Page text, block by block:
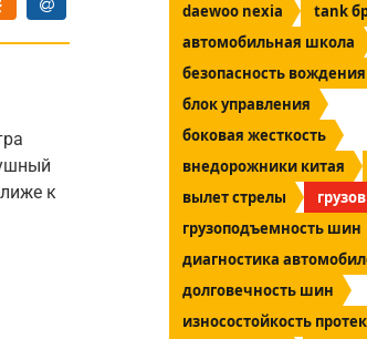
к
daewoo nexia
tank
автомобильная школа
безопасность вождения
блок управления
боковая жесткость
внедорожники китая
вылет стрелы
грузоподъемность шин
диагностика
долговечность шин
износостойкость